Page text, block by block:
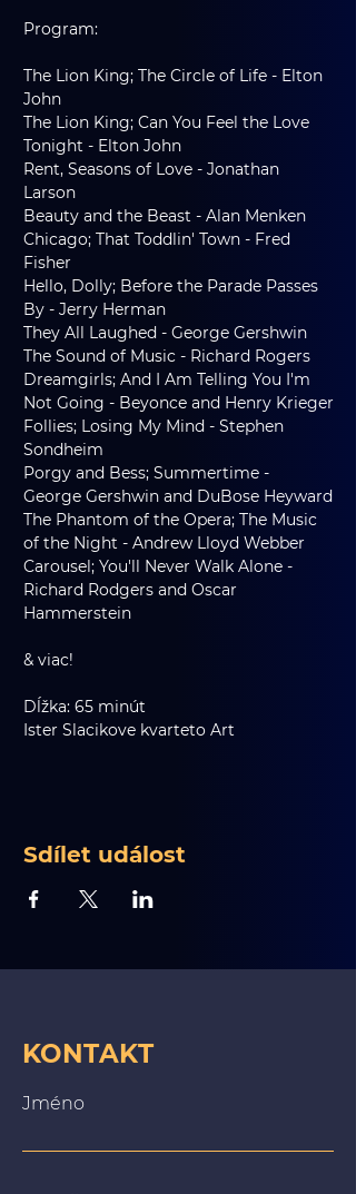
Program:
The Lion King; The Circle of Life - Elton
John
The Lion King; Can You Feel the Love
Tonight - Elton John
Rent, Seasons of Love - Jonathan
Larson
Beauty and the Beast - Alan Menken
Chicago; That Toddlin' Town - Fred
Fisher
Hello, Dolly; Before the Parade Passes
By - Jerry Herman
They All Laughed - George Gershwin
The Sound of Music - Richard Rogers
Dreamgirls; And I Am Telling You I'm
Not Going - Beyonce and Henry Krieger
Follies; Losing My Mind - Stephen
Sondheim
Porgy and Bess; Summertime -
George Gershwin and DuBose Heyward
The Phantom of the Opera; The Music
of the Night - Andrew Lloyd Webber
Carousel; You'll Never Walk Alone -
Richard Rodgers and Oscar
Hammerstein
& viac!
Dĺžka: 65 minút
Ister Slacikove kvarteto Art
Sdílet událost
KONTAKT
Jméno